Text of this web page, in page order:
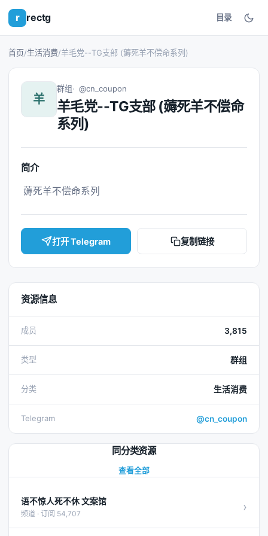
r rectg 目录
首页/生活消费/羊毛党--TG支部 (薅死羊不偿命系列)
羊
群组 @cn_coupon
羊毛党--TG支部 (薅死羊不偿命
系列)
简介
薅死羊不偿命系列
打开 Telegram 复制链接
资源信息
成员 3,815
类型 群组
分类 生活消费
Telegram @cn_coupon
同分类资源
查看全部
语不惊人死不休 文案馆
频道 · 订阅 54,707 ›